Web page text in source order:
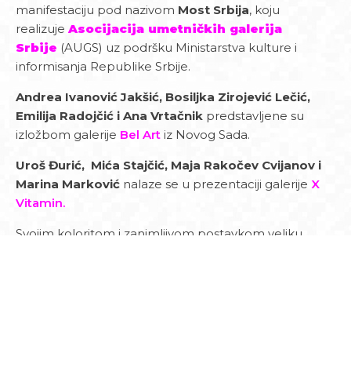
manifestaciju pod nazivom Most Srbija, koju
realizuje Asocijacija umetničkih galerija
Srbije (AUGS) uz podršku Ministarstva kulture i
informisanja Republike Srbije.
Andrea Ivanović Jakšić, Bosiljka Zirojević Lečić,
Emilija Radojčić i Ana Vrtačnik predstavljene su
izložbom galerije Bel Art iz Novog Sada.
Uroš Đurić, Mića Stajčić, Maja Rakočev Cvijanov i
Marina Marković nalaze se u prezentaciji galerije X
Vitamin.
Svojim koloritom i zanimljivom postavkom veliku